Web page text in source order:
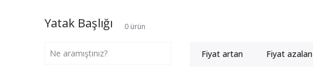
Yatak Başlığı 0 ürün
Fiyat artan Fiyat azalan